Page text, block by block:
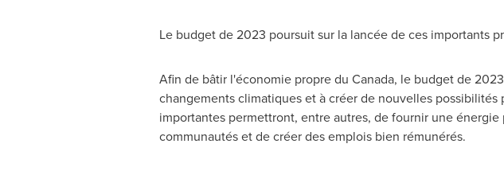
Le budget de 2023 poursuit sur la lancée de ces importants
Afin de bâtir l'économie propre du Canada, le budget de
changements climatiques et à créer de nouvelles
importantes permettront, entre autres, de fournir une
communautés et de créer des emplois bien rémunérés.